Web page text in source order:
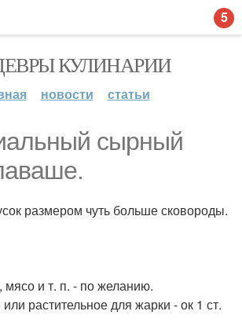
КУЛИНАРИИ
новости статьи
сырный
размером чуть больше сковороды.
мясо и т. п. - по желанию.
растительное для жарки - ок 1 ст.
5